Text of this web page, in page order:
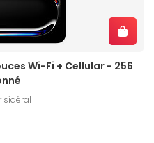
Wi-Fi + Cellular - 256
sidéral